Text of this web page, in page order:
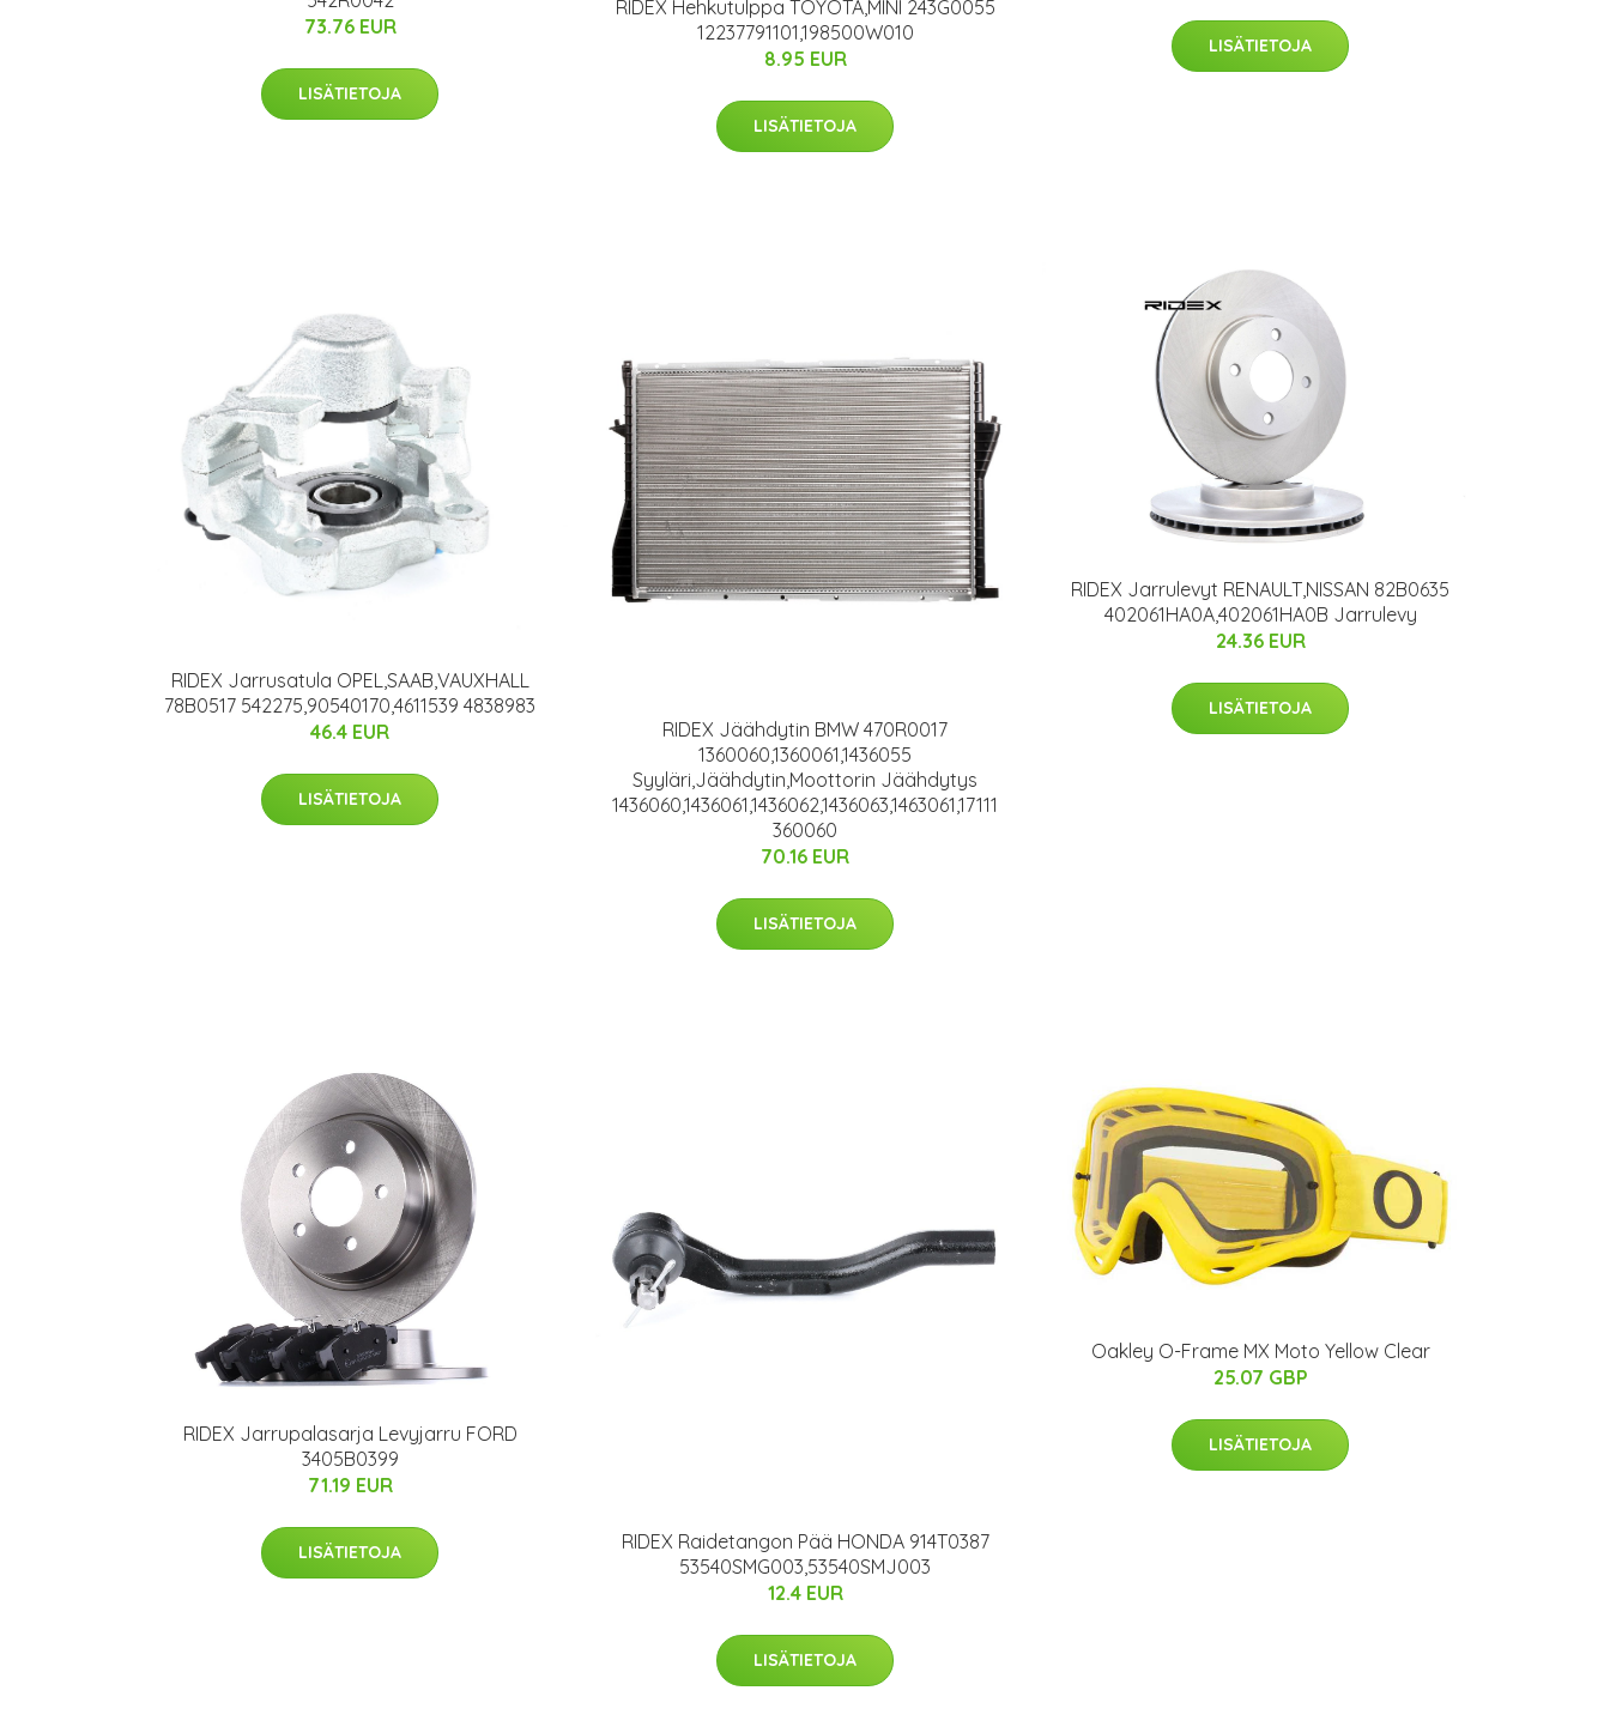
73.76 EUR
LISÄTIETOJA
RIDEX Hehkutulppa TOYOTA,MINI 243G0055
12237791101,198500W010
8.95 EUR
LISÄTIETOJA
LISÄTIETOJA
RIDEX Jarrusatula OPEL,SAAB,VAUXHALL
78B0517 542275,90540170,4611539 4838983
46.4 EUR
LISÄTIETOJA
RIDEX Jäähdytin BMW 470R0017
1360060,1360061,1436055
Syyläri,Jäähdytin,Moottorin Jäähdytys
1436060,1436061,1436062,1436063,1463061,17111
360060
70.16 EUR
LISÄTIETOJA
RIDEX Jarrulevyt RENAULT,NISSAN 82B0635
402061HA0A,402061HA0B Jarrulevy
24.36 EUR
LISÄTIETOJA
RIDEX Jarrupalasarja Levyjarru FORD
3405B0399
71.19 EUR
LISÄTIETOJA
RIDEX Raidetangon Pää HONDA 914T0387
53540SMG003,53540SMJ003
12.4 EUR
LISÄTIETOJA
Oakley O-Frame MX Moto Yellow Clear
25.07 GBP
LISÄTIETOJA